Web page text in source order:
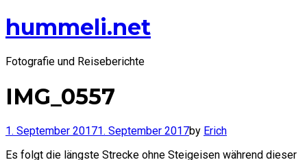
hummeli.net
Fotografie und Reiseberichte
IMG_0557
1. September 20171. September 2017by Erich
Es folgt die längste Strecke ohne Steigeisen während dieser